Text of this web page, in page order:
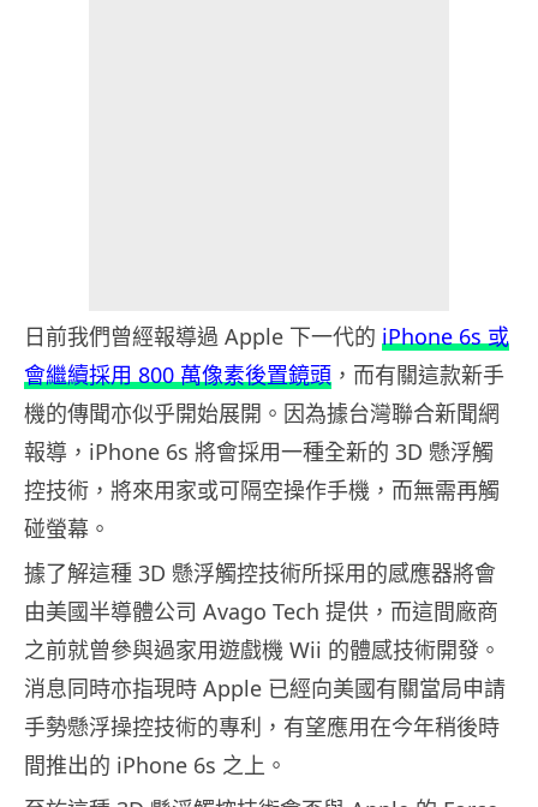
日前我們曾經報導過 Apple 下一代的 iPhone 6s 或
會繼續採用 800 萬像素後置鏡頭 ，而有關這款新手
機的傳聞亦似乎開始展開。因為據台灣聯合新聞網
報導，iPhone 6s 將會採用一種全新的 3D 懸浮觸
控技術，將來用家或可隔空操作手機，而無需再觸
碰螢幕。
據了解這種 3D 懸浮觸控技術所採用的感應器將會
由美國半導體公司 Avago Tech 提供，而這間廠商
之前就曾參與過家用遊戲機 Wii 的體感技術開發。
消息同時亦指現時 Apple 已經向美國有關當局申請
手勢懸浮操控技術的專利，有望應用在今年稍後時
間推出的 iPhone 6s 之上。